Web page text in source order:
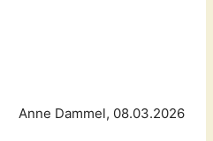
Anne Dammel, 08.03.2026